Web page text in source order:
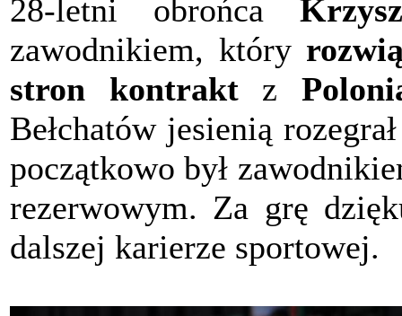
28-letni obrońca
zawodnikiem, który
stron kontraktz
Bełchatów jesienią
początkowo był
rezerwowym. Za grę
dalszej karierze sportowej.